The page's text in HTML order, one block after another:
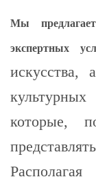
Мы
экспертных
искусства,
которые,